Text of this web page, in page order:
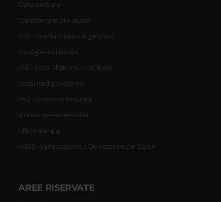
Cerca persone
Orientamento allo studio
CUG - Comitato unico di garanzia
Consigliera di fiducia
PEC - Posta elettronica certificata
Social media di Ateneo
FAQ - Domande frequenti
Inclusione e accessibilità
Ufficio stampa
VaDiS - Valorizzazione e Divulgazione dei Saperi
AREE RISERVATE